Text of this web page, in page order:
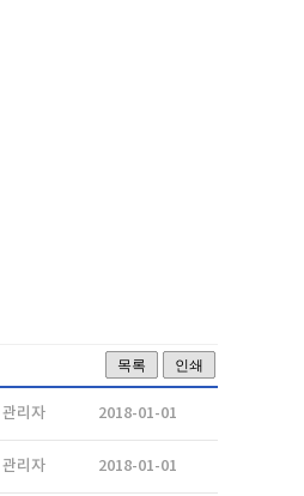
목록 인쇄
관리자 2018-01-01
관리자 2018-01-01